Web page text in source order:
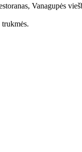
Vanagupės